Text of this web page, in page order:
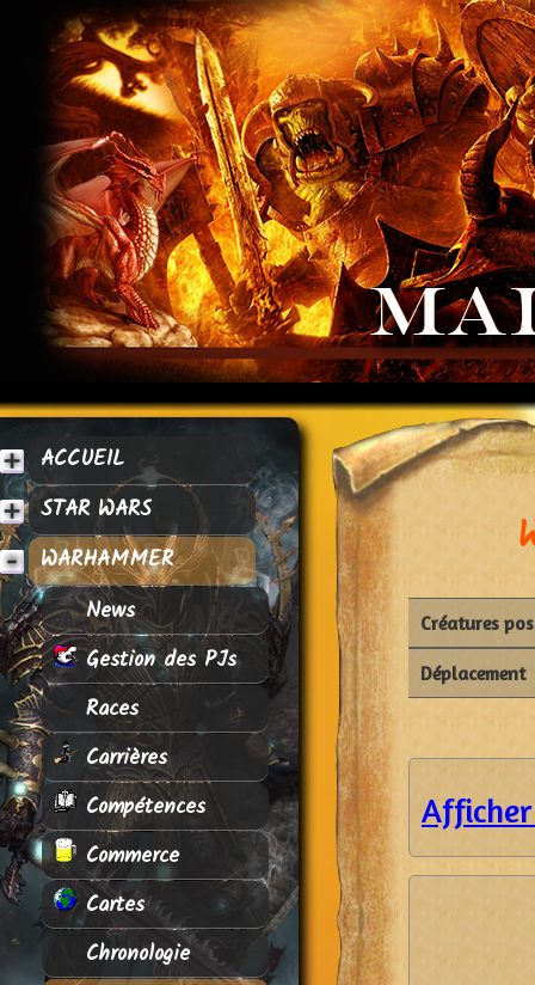
ACCUEIL
STAR WARS
WARHAMMER
News
Gestion des PJs
Races
Carrières
Compétences
Commerce
Cartes
Chronologie
Créatures
Déplacement